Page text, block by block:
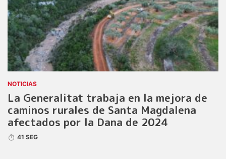
NOTICIAS
La Generalitat trabaja en la mejora de
caminos rurales de Santa Magdalena
afectados por la Dana de 2024
41 SEG